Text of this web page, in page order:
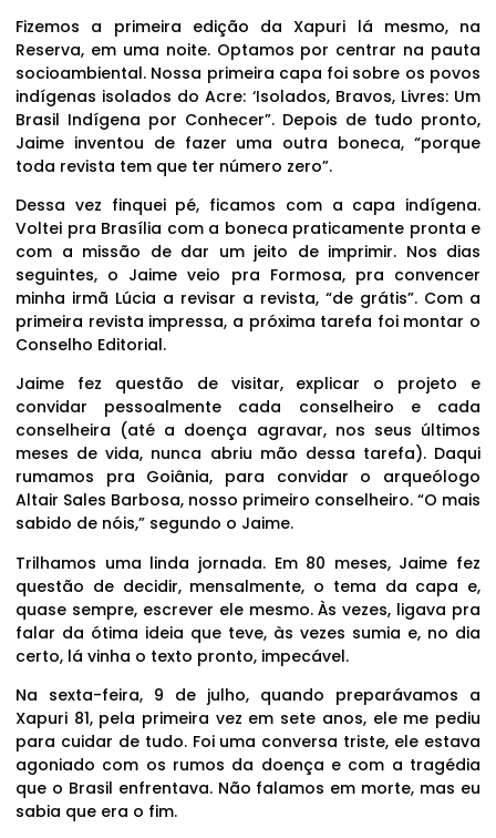
Fizemos a primeira edição da Xapuri lá mesmo, na
Reserva, em uma noite. Optamos por centrar na pauta
socioambiental. Nossa primeira capa foi sobre os povos
indígenas isolados do Acre: ‘Isolados, Bravos, Livres: Um
Brasil Indígena por Conhecer”. Depois de tudo pronto,
Jaime inventou de fazer uma outra boneca, “porque
toda revista tem que ter número zero”.
Dessa vez finquei pé, ficamos com a capa indígena.
Voltei pra Brasília com a boneca praticamente pronta e
com a missão de dar um jeito de imprimir. Nos dias
seguintes, o Jaime veio pra Formosa, pra convencer
minha irmã Lúcia a revisar a revista, “de grátis”. Com a
primeira revista impressa, a próxima tarefa foi montar o
Conselho Editorial.
Jaime fez questão de visitar, explicar o projeto e
convidar pessoalmente cada conselheiro e cada
conselheira (até a doença agravar, nos seus últimos
meses de vida, nunca abriu mão dessa tarefa). Daqui
rumamos pra Goiânia, para convidar o arqueólogo
Altair Sales Barbosa, nosso primeiro conselheiro. “O mais
sabido de nóis,” segundo o Jaime.
Trilhamos uma linda jornada. Em 80 meses, Jaime fez
questão de decidir, mensalmente, o tema da capa e,
quase sempre, escrever ele mesmo. Às vezes, ligava pra
falar da ótima ideia que teve, às vezes sumia e, no dia
certo, lá vinha o texto pronto, impecável.
Na sexta-feira, 9 de julho, quando preparávamos a
Xapuri 81, pela primeira vez em sete anos, ele me pediu
para cuidar de tudo. Foi uma conversa triste, ele estava
agoniado com os rumos da doença e com a tragédia
que o Brasil enfrentava. Não falamos em morte, mas eu
sabia que era o fim.